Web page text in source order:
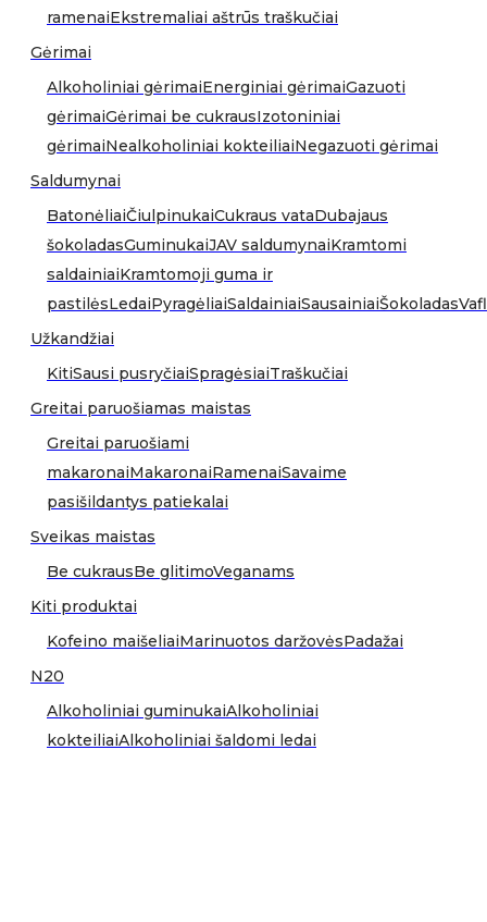
ramenaiEkstremaliai aštrūs traškučiai
Gėrimai
Alkoholiniai gėrimaiEnerginiai gėrimaiGazuoti
gėrimaiGėrimai be cukrausIzotoniniai
gėrimaiNealkoholiniai kokteiliaiNegazuoti gėrimai
Saldumynai
BatonėliaiČiulpinukaiCukraus vataDubajaus
šokoladasGuminukaiJAV saldumynaiKramtomi
saldainiaiKramtomoji guma ir
pastilėsLedaiPyragėliaiSaldainiaiSausainiaiŠokoladas
Užkandžiai
KitiSausi pusryčiaiSpragėsiaiTraškučiai
Greitai paruošiamas maistas
Greitai paruošiami
makaronaiMakaronaiRamenaiSavaime
pasišildantys patiekalai
Sveikas maistas
Be cukrausBe glitimoVeganams
Kiti produktai
Kofeino maišeliaiMarinuotos daržovėsPadažai
N20
Alkoholiniai guminukaiAlkoholiniai
kokteiliaiAlkoholiniai šaldomi ledai